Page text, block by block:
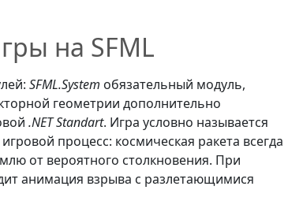
на SFML
SFML.System обязательный модуль,
геометрии дополнительно
.NET Standart. Игра условно называется
процесс: космическая ракета всегда
от вероятного столкновения. При
анимация взрыва с разлетающимися